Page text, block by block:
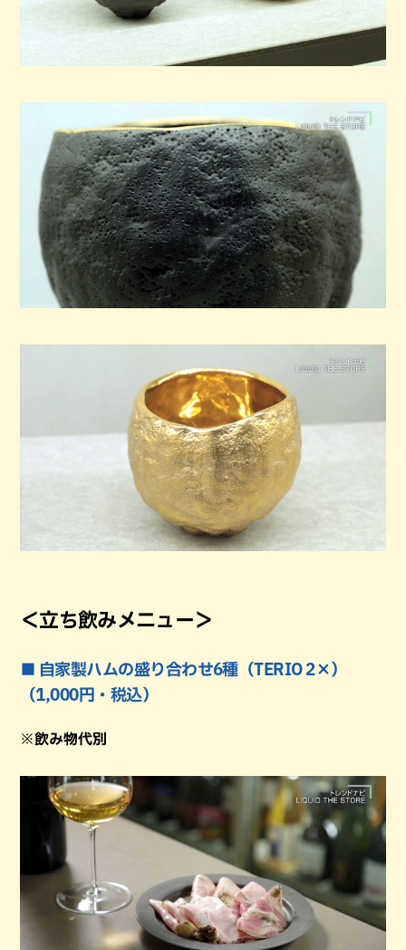
＜立ち飲みメニュー＞
■ 自家製ハムの盛り合わせ6種（TERIO 2×）
（1,000円・税込）
※飲み物代別